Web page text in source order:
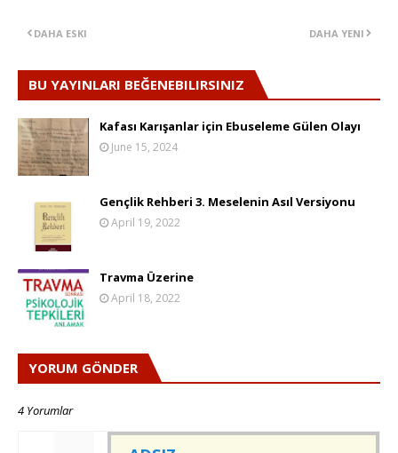
DAHA YENI
DAHA ESKI
BU YAYINLARI BEĞENEBILIRSINIZ
Kafası Karışanlar için Ebuseleme Gülen Olayı
June 15, 2024
Gençlik Rehberi 3. Meselenin Asıl Versiyonu
April 19, 2022
Travma Üzerine
April 18, 2022
YORUM GÖNDER
4 Yorumlar